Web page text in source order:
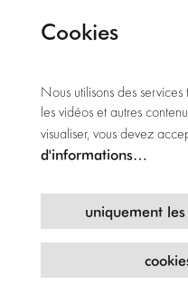
Cookies
Nous utilisons des
les vidéos et autres
visualiser, vous devez
d'informations…
uniquement